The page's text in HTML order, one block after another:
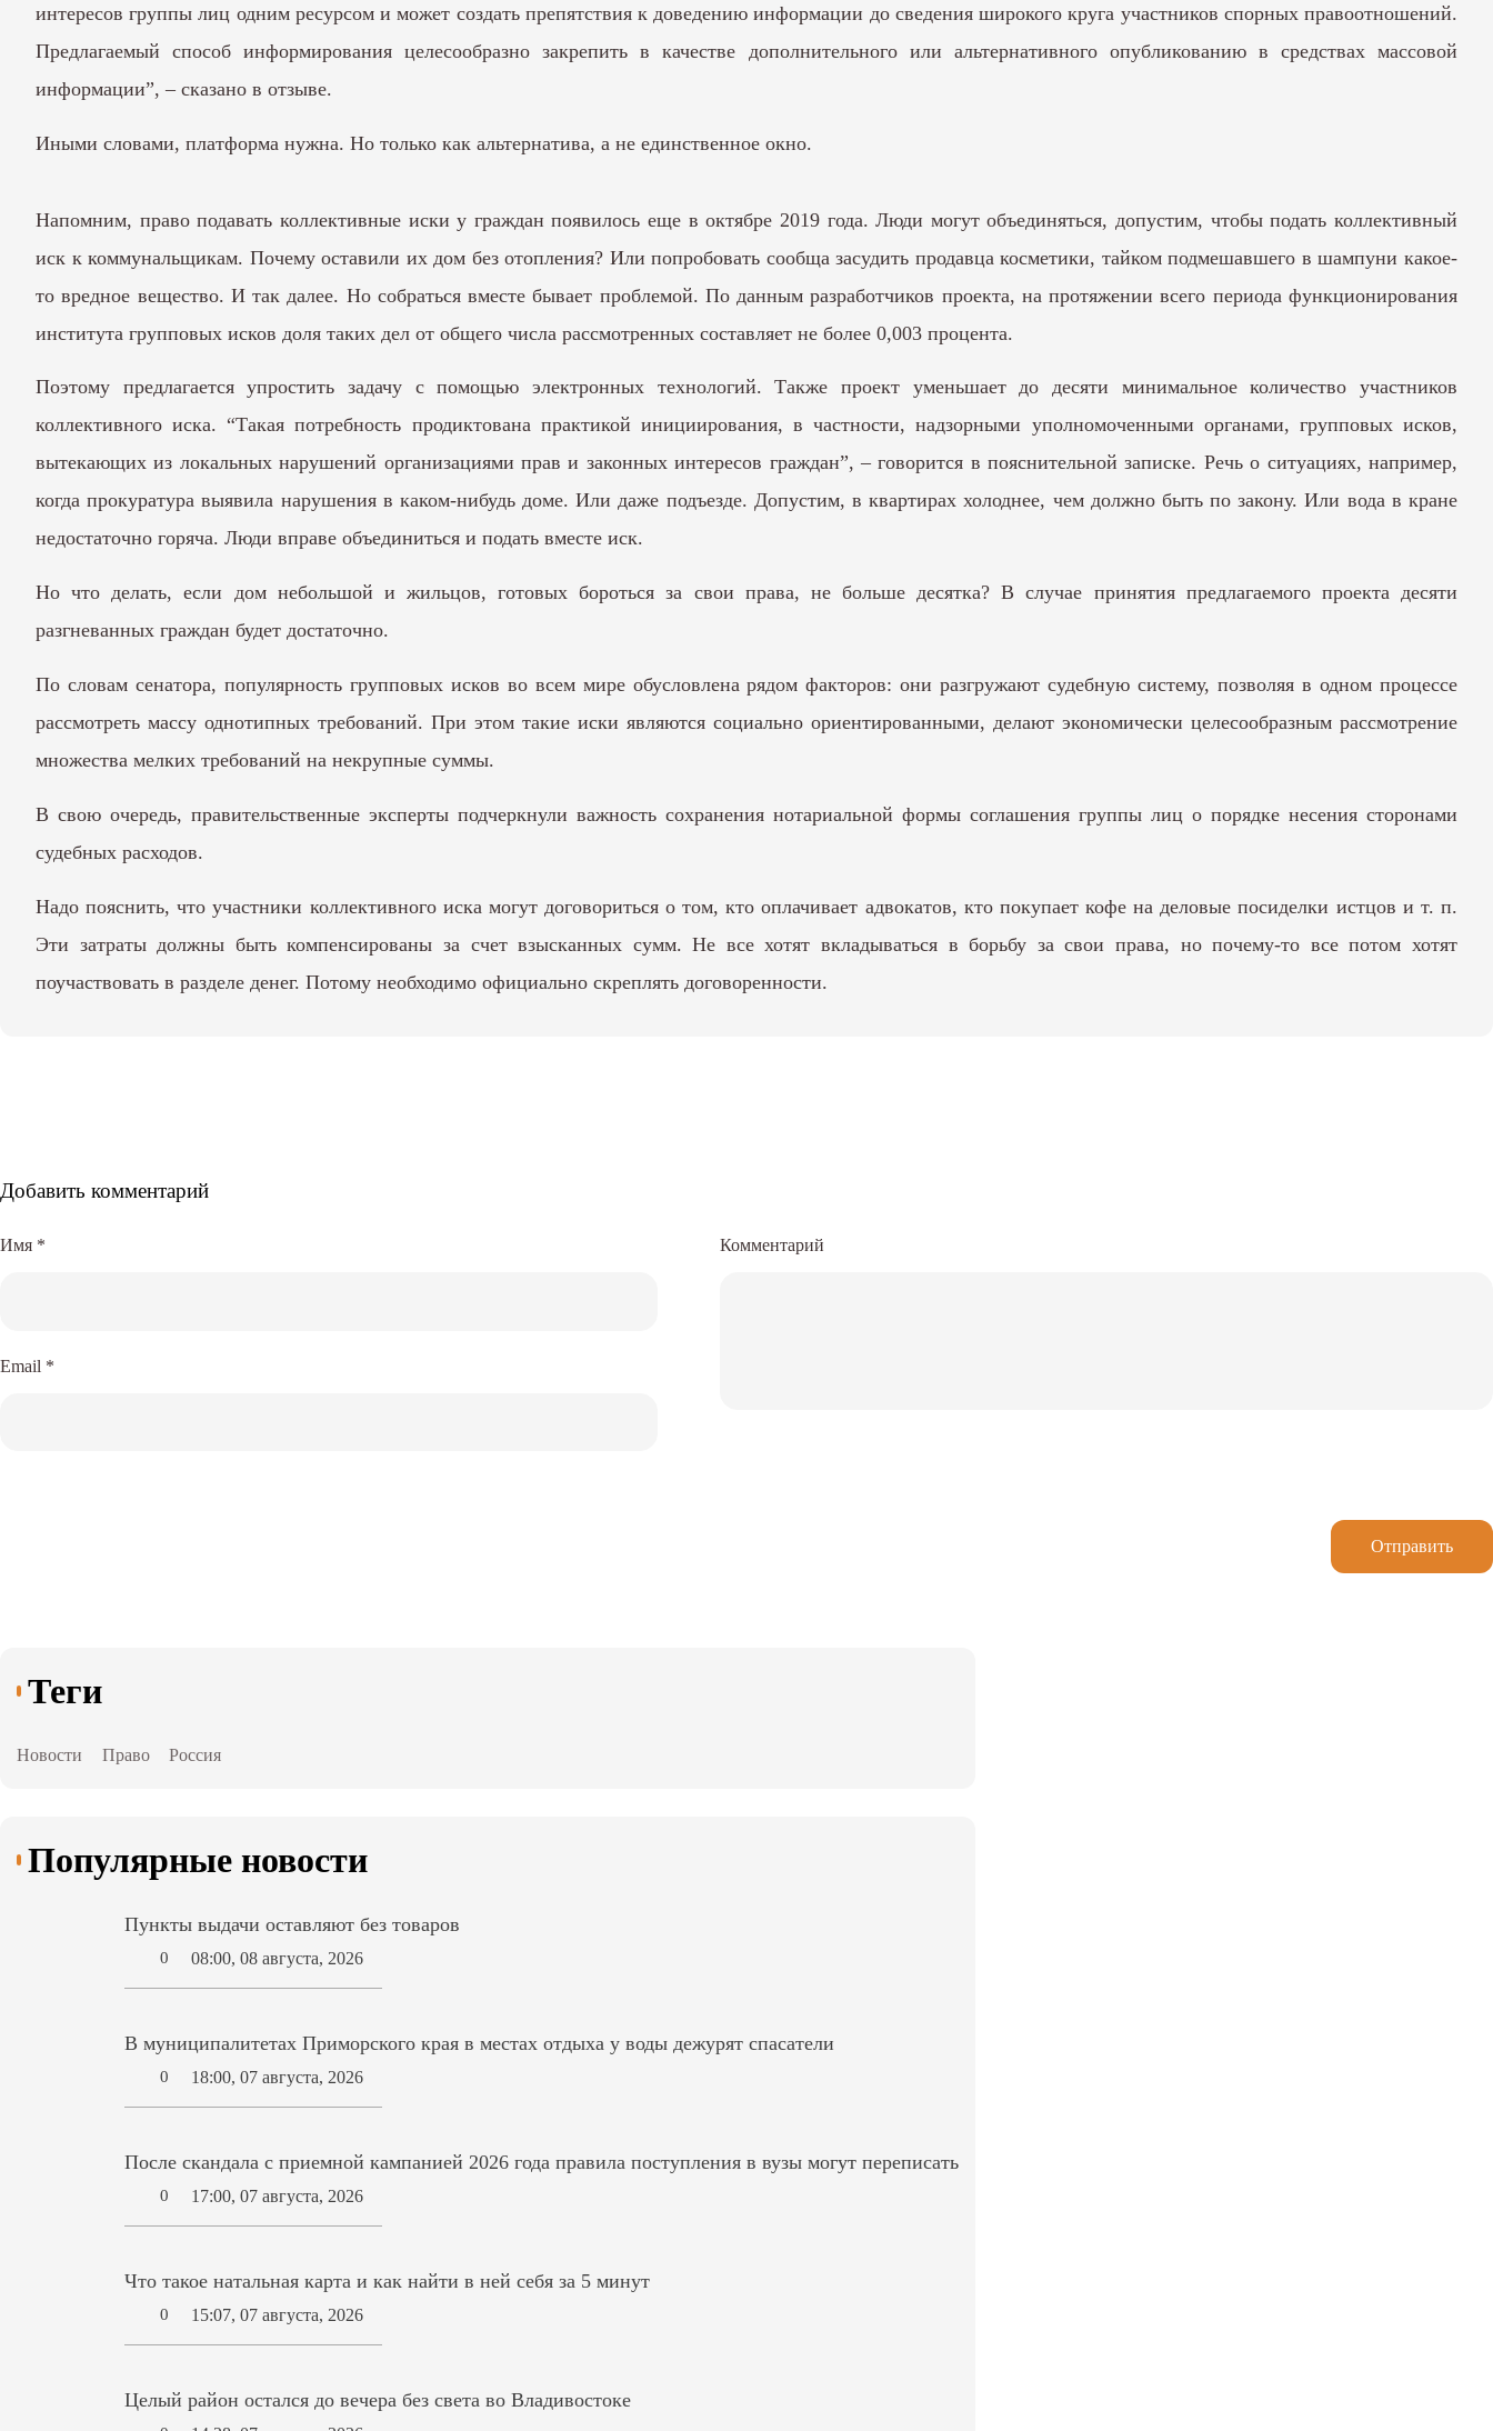
интересов группы лиц одним ресурсом и может создать препятствия к доведению информации до сведения широкого круга участников спорных правоотношений.
Предлагаемый способ информирования целесообразно закрепить в качестве дополнительного или альтернативного опубликованию в средствах массовой
информации”, – сказано в отзыве.
Иными словами, платформа нужна. Но только как альтернатива, а не единственное окно.
Напомним, право подавать коллективные иски у граждан появилось еще в октябре 2019 года. Люди могут объединяться, допустим, чтобы подать коллективный
иск к коммунальщикам. Почему оставили их дом без отопления? Или попробовать сообща засудить продавца косметики, тайком подмешавшего в шампуни какое-
то вредное вещество. И так далее. Но собраться вместе бывает проблемой. По данным разработчиков проекта, на протяжении всего периода функционирования
института групповых исков доля таких дел от общего числа рассмотренных составляет не более 0,003 процента.
Поэтому предлагается упростить задачу с помощью электронных технологий. Также проект уменьшает до десяти минимальное количество участников
коллективного иска. “Такая потребность продиктована практикой инициирования, в частности, надзорными уполномоченными органами, групповых исков,
вытекающих из локальных нарушений организациями прав и законных интересов граждан”, – говорится в пояснительной записке. Речь о ситуациях, например,
когда прокуратура выявила нарушения в каком-нибудь доме. Или даже подъезде. Допустим, в квартирах холоднее, чем должно быть по закону. Или вода в кране
недостаточно горяча. Люди вправе объединиться и подать вместе иск.
Но что делать, если дом небольшой и жильцов, готовых бороться за свои права, не больше десятка? В случае принятия предлагаемого проекта десяти
разгневанных граждан будет достаточно.
По словам сенатора, популярность групповых исков во всем мире обусловлена рядом факторов: они разгружают судебную систему, позволяя в одном процессе
рассмотреть массу однотипных требований. При этом такие иски являются социально ориентированными, делают экономически целесообразным рассмотрение
множества мелких требований на некрупные суммы.
В свою очередь, правительственные эксперты подчеркнули важность сохранения нотариальной формы соглашения группы лиц о порядке несения сторонами
судебных расходов.
Надо пояснить, что участники коллективного иска могут договориться о том, кто оплачивает адвокатов, кто покупает кофе на деловые посиделки истцов и т. п.
Эти затраты должны быть компенсированы за счет взысканных сумм. Не все хотят вкладываться в борьбу за свои права, но почему-то все потом хотят
поучаствовать в разделе денег. Потому необходимо официально скреплять договоренности.
Добавить комментарий
Комментарий
Имя *
Email *
Отправить
Теги
Новости Право Россия
Популярные новости
Пункты выдачи оставляют без товаров
0 08:00, 08 августа, 2026
В муниципалитетах Приморского края в местах отдыха у воды дежурят спасатели
0 18:00, 07 августа, 2026
После скандала с приемной кампанией 2026 года правила поступления в вузы могут переписать
0 17:00, 07 августа, 2026
Что такое натальная карта и как найти в ней себя за 5 минут
0 15:07, 07 августа, 2026
Целый район остался до вечера без света во Владивостоке